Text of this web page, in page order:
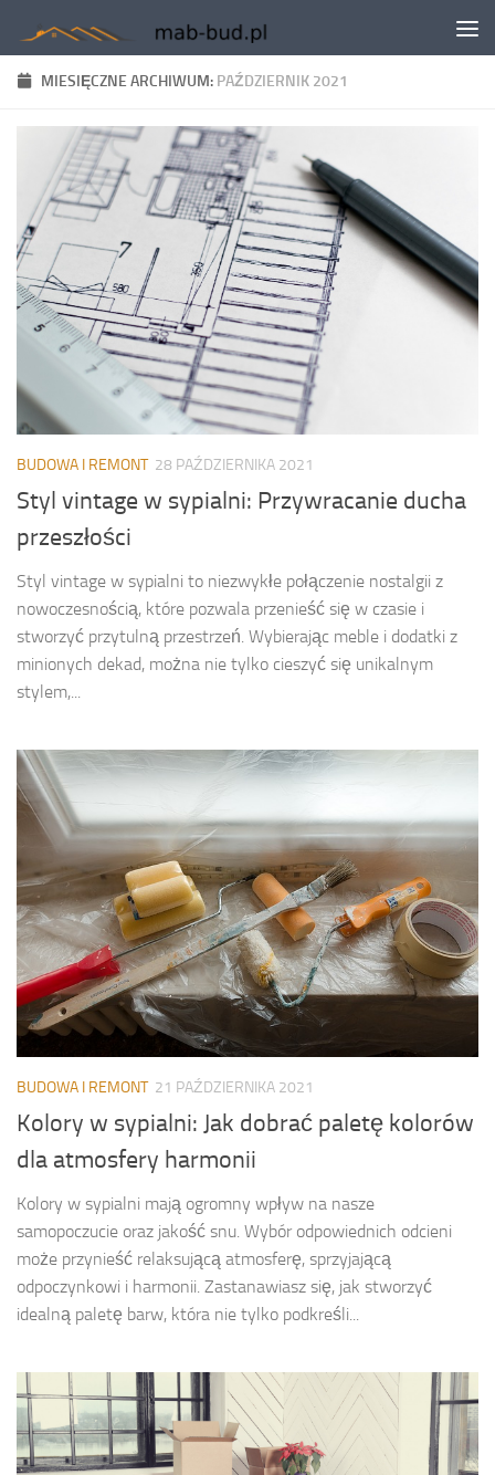
Skip to content
MIESIĘCZNE ARCHIWUM: PAŹDZIERNIK 2021
BUDOWA I REMONT 28 PAŹDZIERNIKA 2021
Styl vintage w sypialni: Przywracanie ducha
przeszłości
Styl vintage w sypialni to niezwykłe połączenie nostalgii z
nowoczesnością, które pozwala przenieść się w czasie i
stworzyć przytulną przestrzeń. Wybierając meble i dodatki z
minionych dekad, można nie tylko cieszyć się unikalnym
stylem,...
BUDOWA I REMONT 21 PAŹDZIERNIKA 2021
Kolory w sypialni: Jak dobrać paletę kolorów
dla atmosfery harmonii
Kolory w sypialni mają ogromny wpływ na nasze
samopoczucie oraz jakość snu. Wybór odpowiednich odcieni
może przynieść relaksującą atmosferę, sprzyjającą
odpoczynkowi i harmonii. Zastanawiasz się, jak stworzyć
idealną paletę barw, która nie tylko podkreśli...